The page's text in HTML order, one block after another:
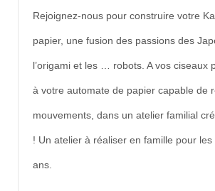
Rejoignez-nous pour construire votre
papier, une fusion des passions des
l’origami et les … robots. A vos ciseaux
à votre automate de papier capable de
mouvements, dans un atelier familial
! Un atelier à réaliser en famille pour
ans.